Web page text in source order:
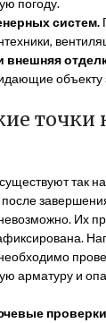
погоду.
систем.
внешняя
объекту
точки
так
после
Их
арматуру и